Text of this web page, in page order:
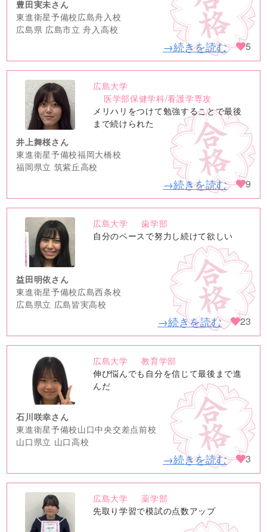
豊田実未さん
東進衛星予備校広島舟入校
広島県 広島市立 舟入高校
→続きを読む 5
no
image
広島大学
医学部保健学科/看護学専攻
メリハリをつけて勉強することで最後
まで続けられた
井上舞桜さん
東進衛星予備校福岡大橋校
福岡県立 筑紫丘高校
→続きを読む 9
no
image
広島大学
歯学部
自分のペースで努力し続けて欲しい
益田明依さん
東進衛星予備校広島西条校
広島県立 広島皆実高校
→続きを読む 23
no
image
広島大学
教育学部
伸び悩んでも自分を信じて最後まで進
んだ
石川咲幸さん
東進衛星予備校山口中央交差点前校
山口県立 山口高校
→続きを読む 3
no
image
広島大学
薬学部
先取り学習で模試の点数アップ